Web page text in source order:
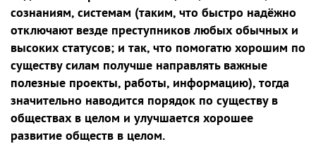
сознаниям, системам (таким, что быстро надёжно
отключают везде преступников любых обычных и
высоких статусов; и так, что помогатю хорошим по
существу силам получше направлять важные
полезные проекты, работы, информацию), тогда
значительно наводится порядок по существу в
обществах в целом и улучшается хорошее
развитие обществ в целом.